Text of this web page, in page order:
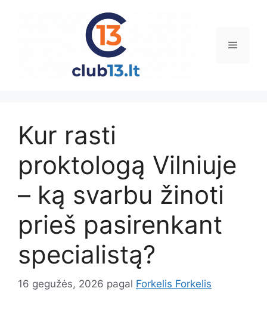
Meniu
Kur rasti
proktologą Vilniuje
– ką svarbu žinoti
prieš pasirenkant
specialistą?
16 gegužės, 2026 pagal Forkelis Forkelis